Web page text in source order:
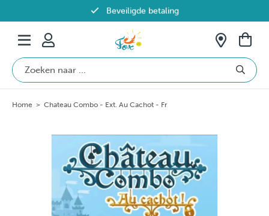
Beveiligde betaling
Gratis verzending vanaf €69 in België
Home > Chateau Combo - Ext. Au Cachot - Fr